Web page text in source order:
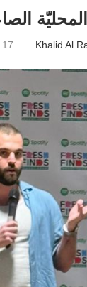
Khalid Al 17 نوفمبر، 2024